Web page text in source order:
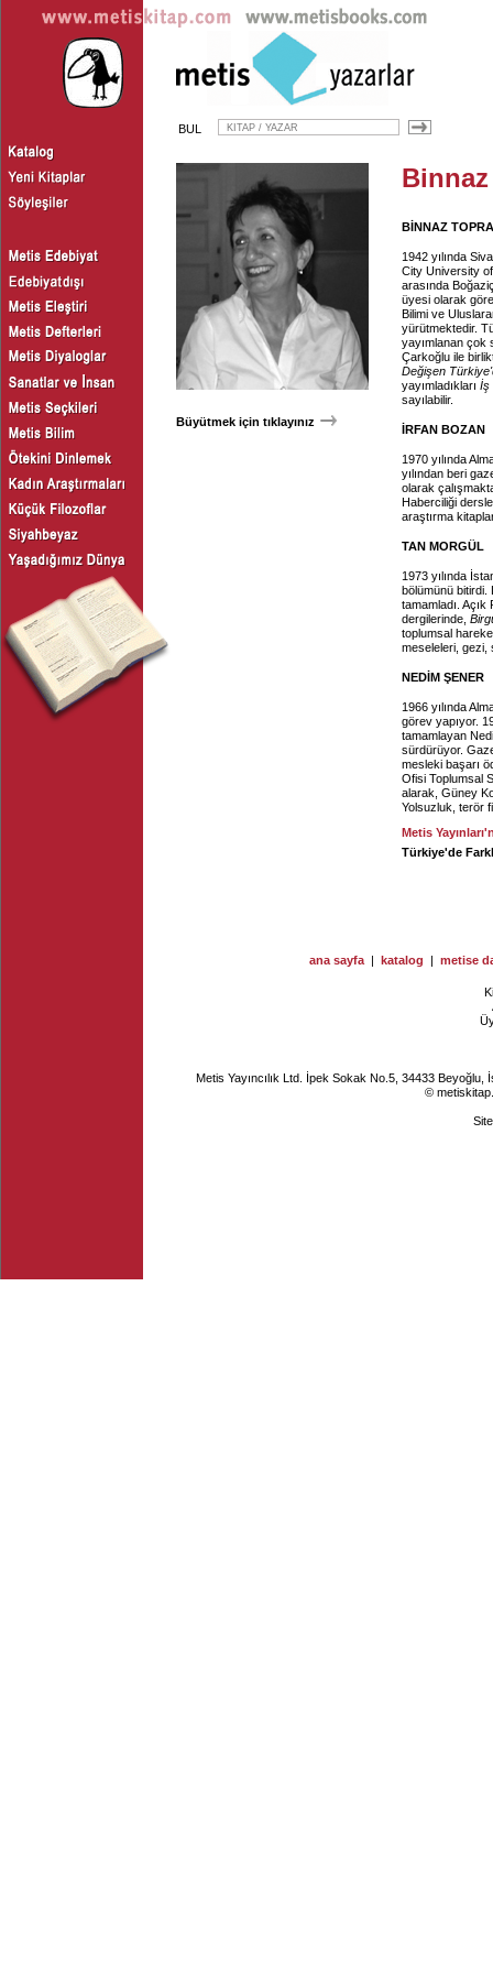
BUL
Büyütmek için tıklayınız
BİNNAZ
1942 yılında
City University
arasında
üyesi olarak
Bilimi ve
yürütmektedir.
yayımlanan çok
Çarkoğlu ile
Değişen
yayımladıkları İş
sayılabilir.
İRFAN BOZAN
1970 yılında
yılından beri
olarak
Haberciliği
araştırma
TAN MORGÜL
1973 yılında
bölümünü bitirdi.
tamamladı.
dergilerinde,
toplumsal
meseleleri, gezi,
NEDİM ŞENER
1966 yılında
görev yapıyor.
tamamlayan
sürdürüyor.
mesleki başarı
Ofisi Toplumsal
alarak, Güney
Yolsuzluk, terör
Metis
Türkiye'de
ana sayfa | katalog | metise
Metis Yayıncılık Ltd. İpek Sokak No.5, 34433
©